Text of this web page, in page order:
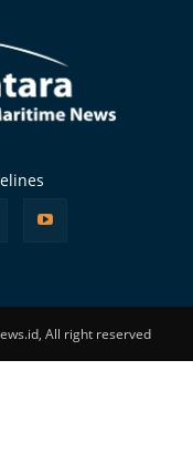
All right reserved